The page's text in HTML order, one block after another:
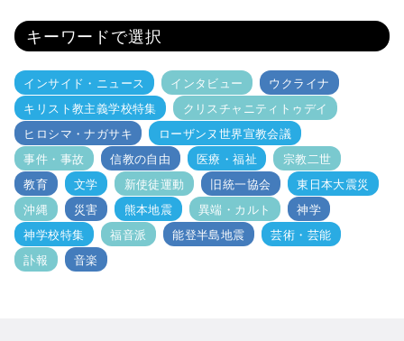
キーワードで選択
インサイド・ニュース インタビュー
ウクライナ
キリスト教主義学校特集
クリスチャニティトゥデイ
ヒロシマ・ナガサキ
ローザンヌ世界宣教会議
事件・事故
信教の自由 医療・福祉
宗教二世
教育
文学 新使徒運動 旧統一協会
東日本大震災
沖縄
災害 熊本地震 異端・カルト
神学
神学校特集
福音派 能登半島地震
芸術・芸能
訃報
音楽